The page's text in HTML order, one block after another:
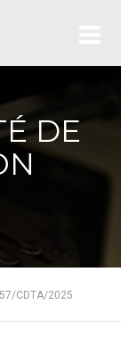
DE
CDTA/2025